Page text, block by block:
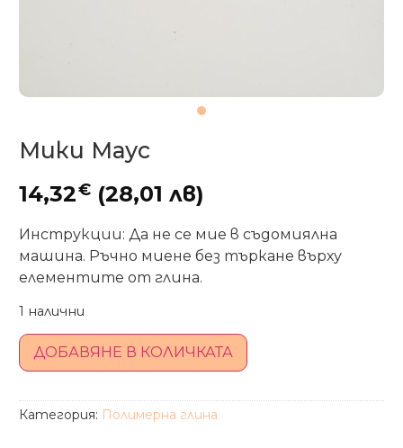
Мики Маус
14,32€ (28,01 лв)
Инструкции: Да не се мие в съдомиялна
машина. Ръчно миене без търкане върху
елементите от глина.
1 налични
ДОБАВЯНЕ В КОЛИЧКАТА
Категория: Полимерна глина